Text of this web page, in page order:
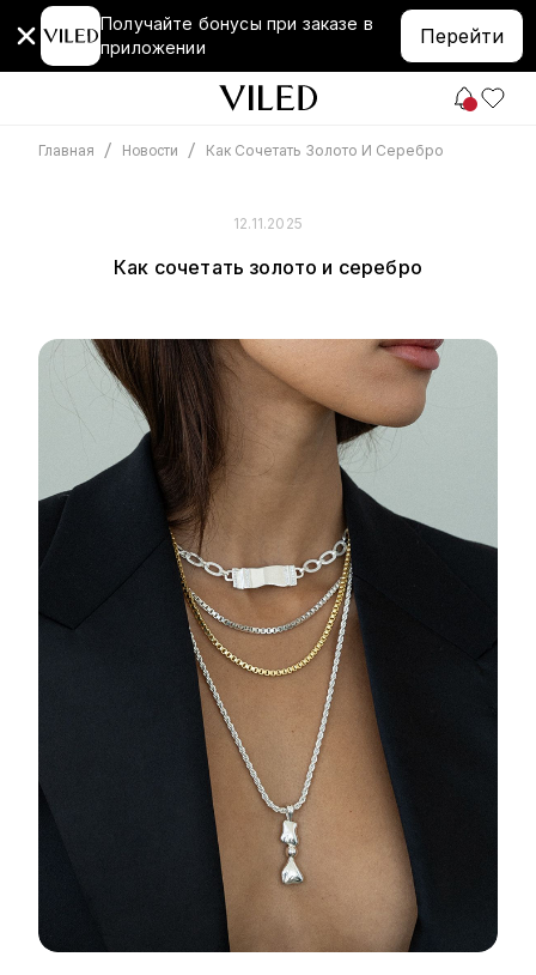
Получайте бонусы при заказе в
приложении
Перейти
Главная / Новости / Как Сочетать Золото И Серебро
12.11.2025
Как сочетать золото и серебро